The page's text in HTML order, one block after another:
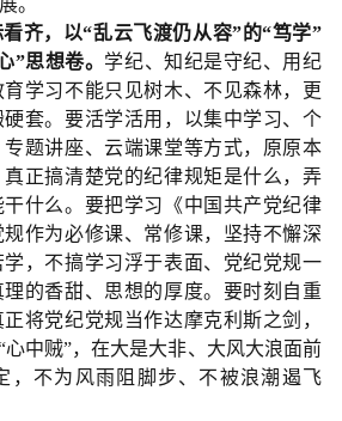
。
齐，以“乱云飞渡仍从容”的“笃学”
”思想卷。 学纪、知纪是守纪、用纪
学习不能只见树木、不见森林，更
套。要活学活用，以集中学习、个
题讲座、云端课堂等方式，原原本
正搞清楚党的纪律规矩是什么，弄
什么。要把学习《中国共产党纪律
作为必修课、常修课，坚持不懈深
，不搞学习浮于表面、党纪党规一
的香甜、思想的厚度。要时刻自重
将党纪党规当作达摩克利斯之剑，
心中贼”，在大是大非、大风大浪面前
，不为风雨阻脚步、不被浪潮遏飞